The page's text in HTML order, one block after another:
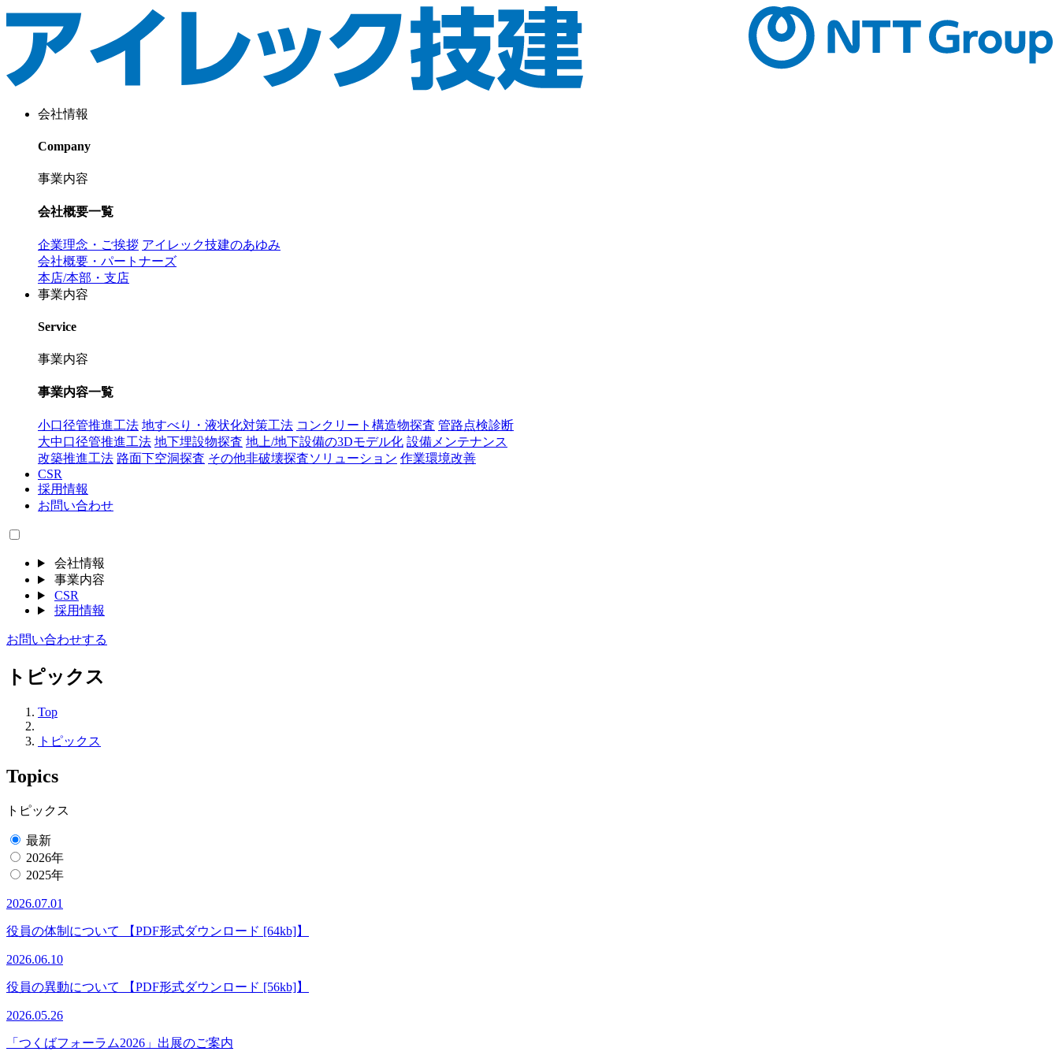
会社情報
Company
事業内容
会社概要一覧
企業理念・ご挨拶 アイレック技建のあゆみ
会社概要・パートナーズ
本店/本部・支店
事業内容
Service
事業内容
事業内容一覧
小口径管推進工法 地すべり・液状化対策工法 コンクリート構造物探査 管路点検診断
大中口径管推進工法 地下埋設物探査 地上/地下設備の3Dモデル化 設備メンテナンス
改築推進工法 路面下空洞探査 その他非破壊探査ソリューション 作業環境改善
CSR
採用情報
お問い合わせ
会社情報
事業内容
CSR
採用情報
お問い合わせする
トピックス
Top
トピックス
Topics
トピックス
最新
2026年
2025年
2026.07.01
役員の体制について 【PDF形式ダウンロード [64kb]】
2026.06.10
役員の異動について 【PDF形式ダウンロード [56kb]】
2026.05.26
「つくばフォーラム2026」出展のご案内